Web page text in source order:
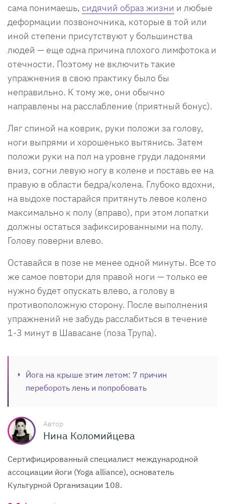
сама понимаешь, сидячий образ жизни и любые
деформации позвоночника, которые в той или
иной степени присутствуют у большинства
людей — еще одна причина плохого лимфотока и
отечности. Поэтому не включить такие
упражнения в свою практику было бы
неправильно. К тому же, они обычно
направлены на расслабление (приятный бонус).
Ляг спиной на коврик, руки положи за голову,
ноги выпрями и хорошенько вытянись. Затем
положи руки на пол на уровне груди ладонями
вниз, согни левую ногу в колене и поставь ее на
правую в области бедра/колена. Глубоко вдохни,
на выдохе постарайся притянуть левое колено
максимально к полу (вправо), при этом лопатки
должны остаться зафиксированными на полу.
Голову поверни влево.
Оставайся в позе не менее одной минуты. Все то
же самое повтори для правой ноги — только ее
нужно будет опускать влево, а голову в
противоположную сторону. После выполнения
упражнений не забудь расслабиться в течение
1-3 минут в Шавасане (поза Трупа).
Йога на крыше этим летом: 7 причин
перебороть лень и попробовать
Автор
Нина Коломийцева
Сертифицированный специалист международной
ассоциации йоги (Yoga alliance), основатель
Культурной Организации 108.